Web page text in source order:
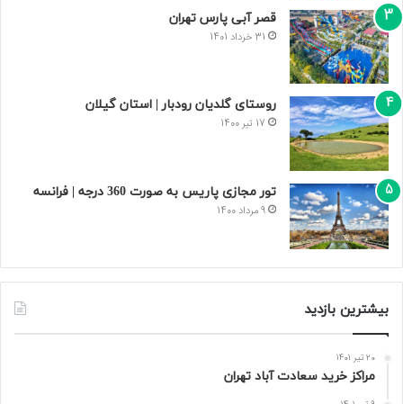
قصر آبی پارس تهران
31 خرداد 1401
روستای گلدیان رودبار | استان گیلان
17 تیر 1400
تور مجازی پاریس به صورت 360 درجه | فرانسه
9 مرداد 1400
بیشترین بازدید
20 تیر 1401
مراکز خرید سعادت‌ آباد تهران